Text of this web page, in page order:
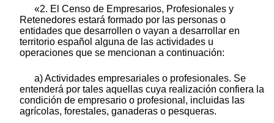
«2. El Censo de Empresarios, Profesionales y
Retenedores estará formado por las personas o
entidades que desarrollen o vayan a desarrollar en
territorio español alguna de las actividades u
operaciones que se mencionan a continuación:
a) Actividades empresariales o profesionales. Se
entenderá por tales aquellas cuya realización confiera la
condición de empresario o profesional, incluidas las
agrícolas, forestales, ganaderas o pesqueras.